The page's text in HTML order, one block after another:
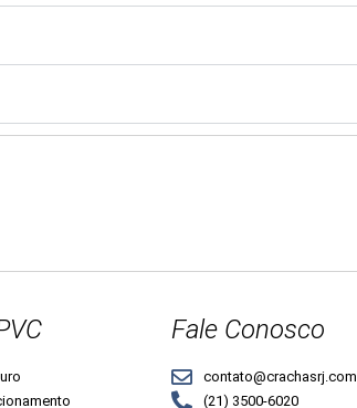
Fale Conosco
contato@crachasrj.com
(21) 3500-6020